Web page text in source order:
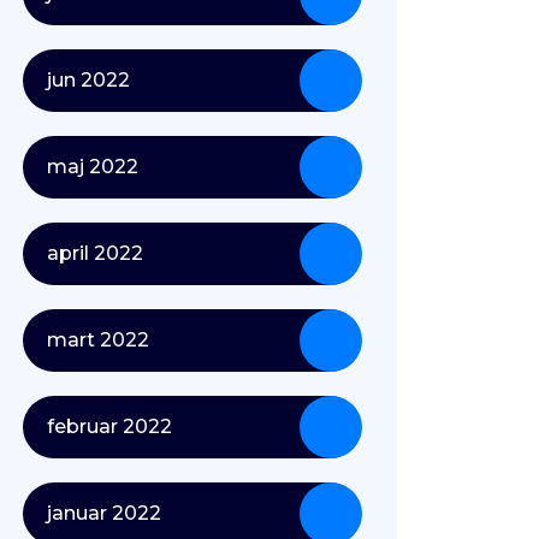
jun 2022
maj 2022
april 2022
mart 2022
februar 2022
januar 2022